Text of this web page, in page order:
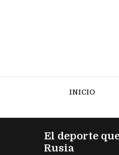
INICIO
El deporte
Rusia